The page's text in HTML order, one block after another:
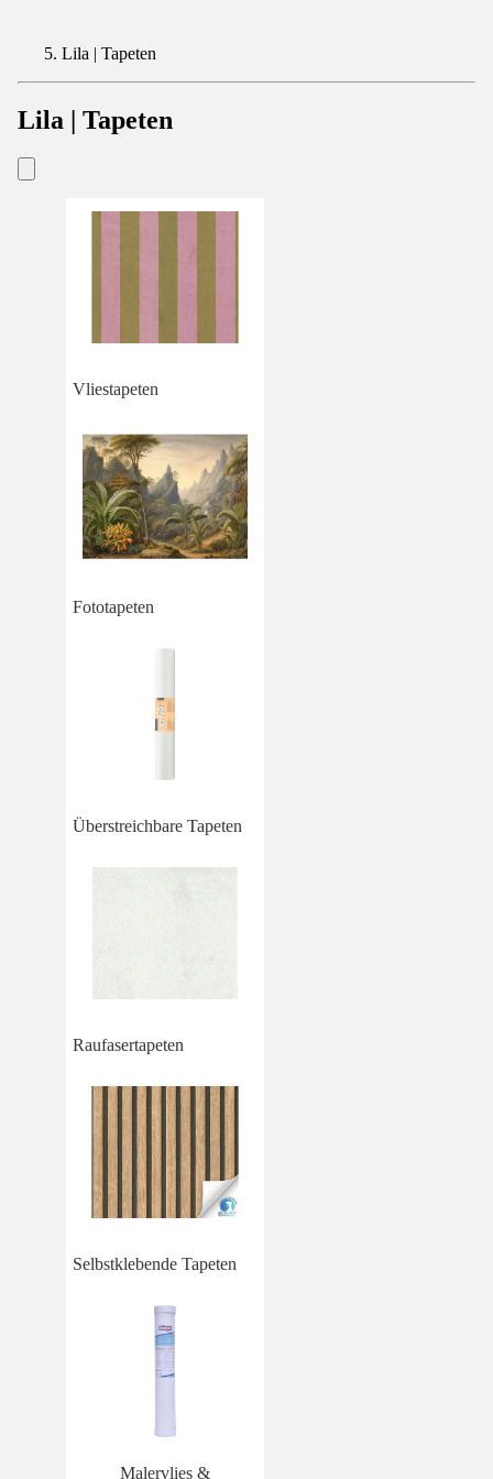
Lila | Tapeten
Lila | Tapeten
Vliestapeten
Fototapeten
Überstreichbare Tapeten
Raufasertapeten
Selbstklebende Tapeten
Malervlies &